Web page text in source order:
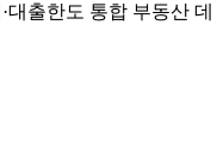
대출한도 통합 부동산 데